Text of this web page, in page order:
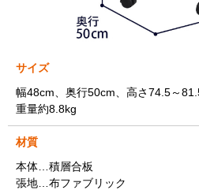
サイズ
幅48cm、奥行50cm、高さ74.5～
重量約8.8kg
材質
本体…積層合板
張地…布ファブリック